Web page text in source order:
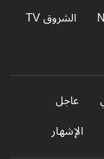
الشروق TV
عاجل
الإشهار